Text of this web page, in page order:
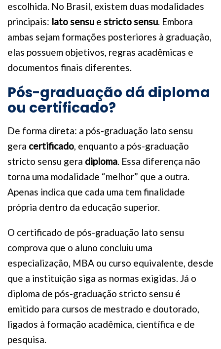
escolhida. No Brasil, existem duas modalidades
principais: lato sensu e stricto sensu. Embora
ambas sejam formações posteriores à graduação,
elas possuem objetivos, regras acadêmicas e
documentos finais diferentes.
Pós-graduação dá diploma
ou certificado?
De forma direta: a pós-graduação lato sensu
gera certificado, enquanto a pós-graduação
stricto sensu gera diploma. Essa diferença não
torna uma modalidade “melhor” que a outra.
Apenas indica que cada uma tem finalidade
própria dentro da educação superior.
O certificado de pós-graduação lato sensu
comprova que o aluno concluiu uma
especialização, MBA ou curso equivalente, desde
que a instituição siga as normas exigidas. Já o
diploma de pós-graduação stricto sensu é
emitido para cursos de mestrado e doutorado,
ligados à formação acadêmica, científica e de
pesquisa.